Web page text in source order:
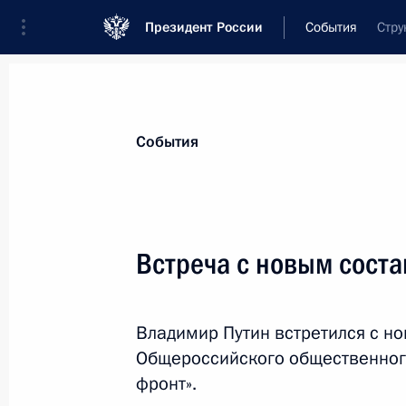
Президент России События
Новости
1 декабря 2018 года, 00:45 Буэнос-Айрес
События
Встреча с новым
Владимир Путин встретился с
Общероссийского
фронт».